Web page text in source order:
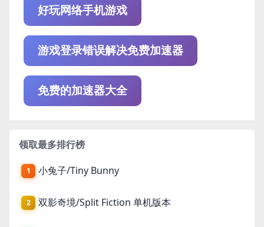
好玩网络手机游戏
游戏登录错误解决免费加速器
免费的加速器大全
领取最多排行榜
1 小兔子/Tiny Bunny
2 双影奇境/Split Fiction 单机版本